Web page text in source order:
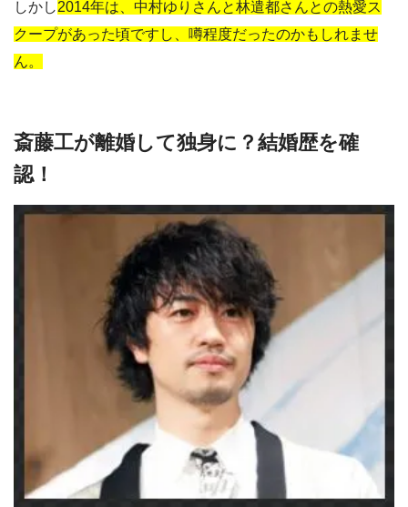
しかし2014年は、中村ゆりさんと林遣都さんとの熱愛ス
クープがあった頃ですし、噂程度だったのかもしれませ
ん。
斎藤工が離婚して独身に？結婚歴を確
認！